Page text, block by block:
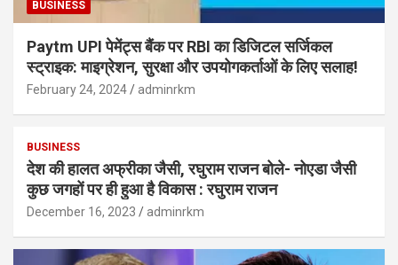
BUSINESS
Paytm UPI पेमेंट्स बैंक पर RBI का डिजिटल सर्जिकल
स्ट्राइक: माइग्रेशन, सुरक्षा और उपयोगकर्ताओं के लिए सलाह!
February 24, 2024 adminrkm
BUSINESS
देश की हालत अफ्रीका जैसी, रघुराम राजन बोले- नोएडा जैसी
कुछ जगहों पर ही हुआ है विकास : रघुराम राजन
December 16, 2023 adminrkm